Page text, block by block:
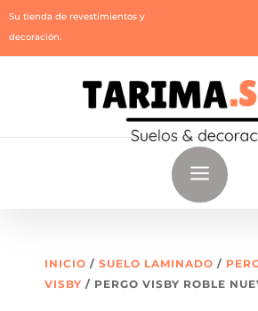
Su tienda de revestimientos y
decoración.
a
INICIO / SUELO LAMINADO /
VISBY / PERGO VISBY ROBLE